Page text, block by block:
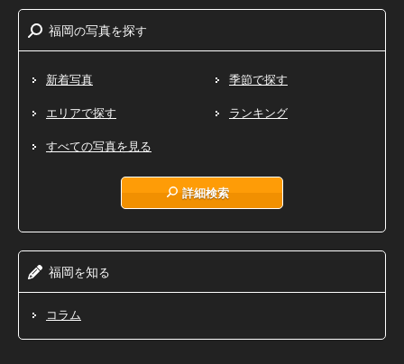
福岡の写真を探す
新着写真 季節で探す
エリアで探す ランキング
すべての写真を見る
詳細検索
福岡を知る
コラム